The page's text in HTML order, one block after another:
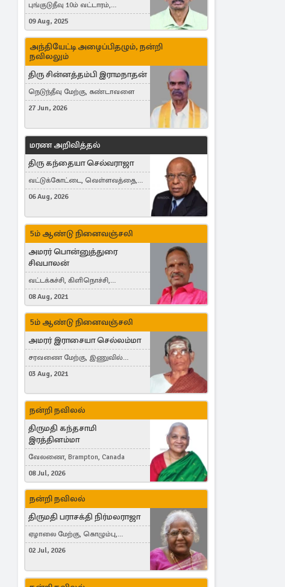
புங்குடுதீவு 10ம் வட்டாரம்,
கொள்ளுப்பிட்டி
09 Aug, 2025
அந்தியேட்டி அழைப்பிதழும், நன்றி
நவிலலும்
திரு சின்னத்தம்பி இராமநாதன்
நெடுந்தீவு மேற்கு, கண்டாவளை
27 Jun, 2026
மரண அறிவித்தல்
திரு கந்தையா செல்வராஜா
வட்டுக்கோட்டை, வெள்ளவத்தை,
Toronto, Canada
06 Aug, 2026
5ம் ஆண்டு நினைவஞ்சலி
அமரர் பொன்னுத்துரை
சிவபாலன்
வட்டக்கச்சி, கிளிநொச்சி,
வட்டக்கச்சி இராமநாதபுரம்
08 Aug, 2021
5ம் ஆண்டு நினைவஞ்சலி
அமரர் இராசையா செல்லம்மா
சரவணை மேற்கு, இணுவில்
கிழக்கு
03 Aug, 2021
நன்றி நவிலல்
திருமதி கந்தசாமி
இரத்தினம்மா
வேலணை, Brampton, Canada
08 Jul, 2026
நன்றி நவிலல்
திருமதி பராசக்தி நிர்மலராஜா
ஏழாலை மேற்கு, கொழும்பு,
தங்காலை, London, United Kingdom
02 Jul, 2026